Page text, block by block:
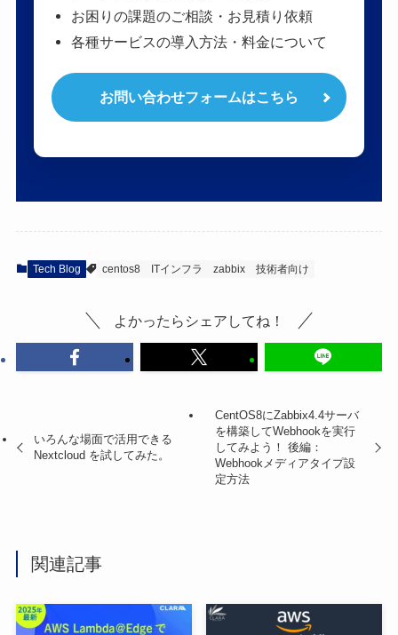
お困りの課題のご相談・お見積り依頼
各種サービスの導入方法・料金について
お問い合わせフォームはこちら
Tech Blog centos8 ITインフラ zabbix 技術者向け
よかったらシェアしてね！
いろんな場面で活用できる
Nextcloud を試してみた。
CentOS8にZabbix4.4サーバ
を構築してWebhookを実行
してみよう！ 後編：
Webhookメディアタイプ設
定方法
関連記事